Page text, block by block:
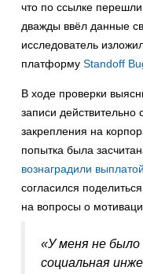
что по ссылке
дважды ввёл данные
исследователь
платформу Standoff
В ходе проверки
записи действительно
закрепления на
попытка была
вознаградили
согласился
на вопросы о
«У меня не было
социальная